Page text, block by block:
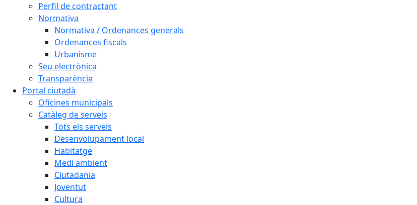
Perfil de contractant
Normativa
Normativa / Ordenances generals
Ordenances fiscals
Urbanisme
Seu electrònica
Transparència
Portal ciutadà
Oficines municipals
Catàleg de serveis
Tots els serveis
Desenvolupament local
Habitatge
Medi ambient
Ciutadania
Joventut
Cultura